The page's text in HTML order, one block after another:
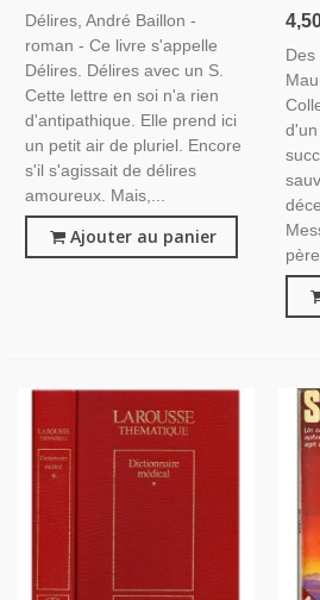
Délires, André Baillon -
roman - Ce livre s'appelle
Délires. Délires avec un S.
Cette lettre en soi n'a rien
d'antipathique. Elle prend ici
un petit air de pluriel. Encore
s'il s'agissait de délires
amoureux. Mais,...
Ajouter au panier
Des